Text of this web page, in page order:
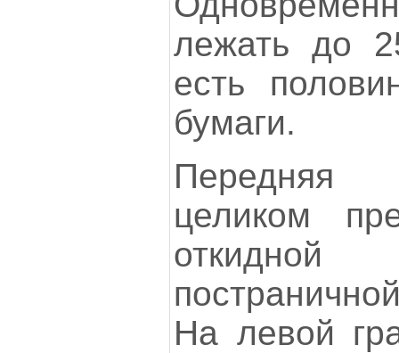
лежать до
есть
бумаги.
Передняя
целиком
На левой